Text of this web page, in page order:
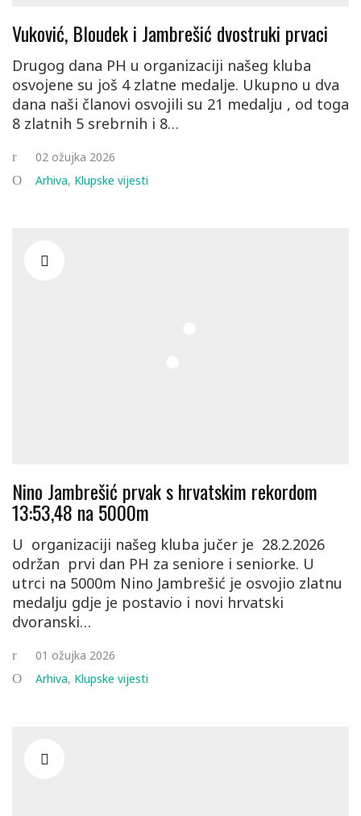
Vuković, Bloudek i Jambrešić dvostruki prvaci
Drugog dana PH u organizaciji našeg kluba
osvojene su još 4 zlatne medalje. Ukupno u dva
dana naši članovi osvojili su 21 medalju , od toga
8 zlatnih 5 srebrnih i 8…
02 ožujka 2026
Arhiva, Klupske vijesti
Nino Jambrešić prvak s hrvatskim rekordom
13:53,48 na 5000m
U organizaciji našeg kluba jučer je 28.2.2026
održan prvi dan PH za seniore i seniorke. U
utrci na 5000m Nino Jambrešić je osvojio zlatnu
medalju gdje je postavio i novi hrvatski
dvoranski…
01 ožujka 2026
Arhiva, Klupske vijesti